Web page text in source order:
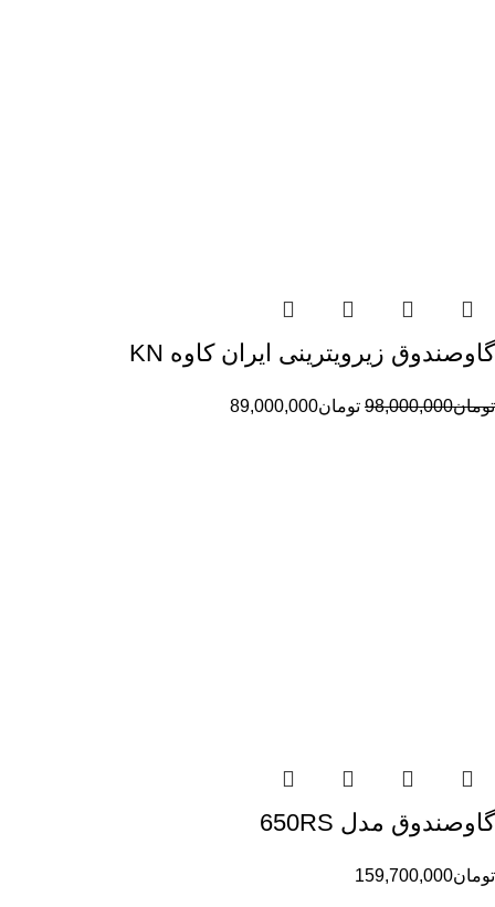
گاوصندوق زیرویترینی ایران کاوه KN
تومان98,000,000 تومان89,000,000
گاوصندوق مدل 650RS
تومان159,700,000